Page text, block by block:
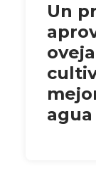
Un
agua